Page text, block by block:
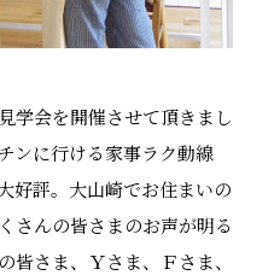
学会を開催させて頂きまし
ンに行ける家事ラク動線
好評。大山崎でお住まいの
さんの皆さまのお声が明る
皆さま、Ｙさま、Ｆさま、